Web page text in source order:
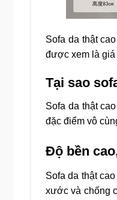
Sofa da thật
được xem là giá
Tại sao
Sofa da thật
đặc điểm vô
Độ bền
Sofa da thật
xước và chống